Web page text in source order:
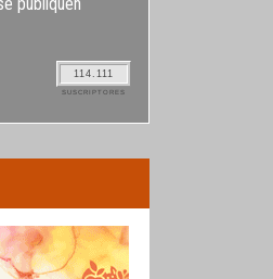
114.111
SUSCRIPTORES